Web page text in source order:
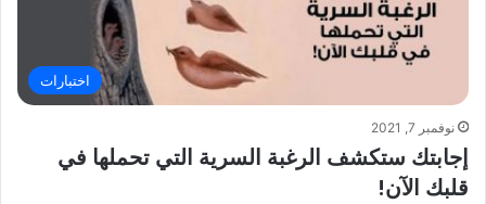
اختبارات
نوفمبر 7, 2021
إجابتك ستكشف الرغبة السرية التي تحملها في
قلبك الآن!